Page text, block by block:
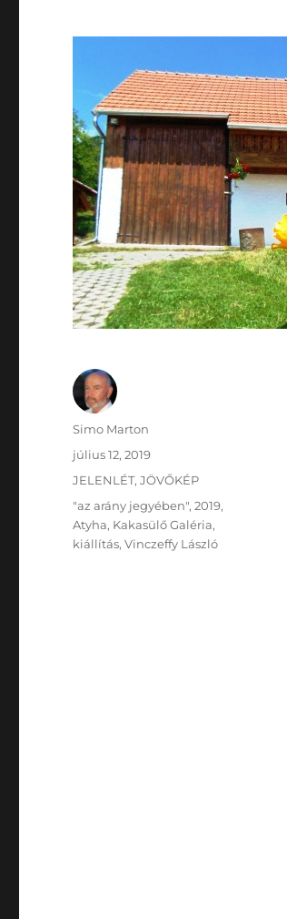
Szerző
Simo Marton
Közzétéve
július 12, 2019
Kategória
JELENLÉT,JÖVŐKÉP
Címke
"az arány jegyében",2019,
Atyha, Kakasülő Galéria,
kiállítás,Vinczeffy László